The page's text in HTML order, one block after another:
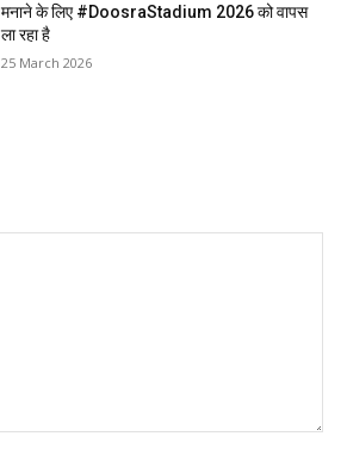
मनाने के लिए #DoosraStadium 2026 को वापस
ला रहा है
25 March 2026